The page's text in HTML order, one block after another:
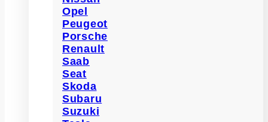
Opel
Peugeot
Porsche
Renault
Saab
Seat
Skoda
Subaru
Suzuki